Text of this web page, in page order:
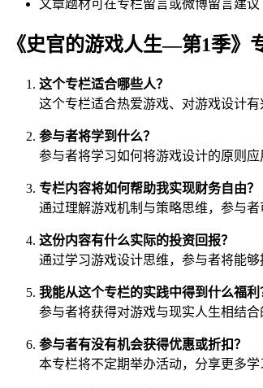
文章题材可在专栏留言或微博留言建议
《史官的游戏人生—第1季》
这个专栏适合哪些人？
这个专栏适合热爱游戏、对游戏设计
参与者将学到什么？
参与者将学习如何将游戏设计的原则
专栏内容将如何帮助我实现财务自由？
通过理解游戏机制与策略思维，参与
这份内容有什么实际的投资回报？
通过学习游戏设计思维，参与者将能
我能从这个专栏的实践中得到什么福利
参与者将获得对游戏与现实人生相结
参与者有没有机会获得优惠或折扣？
本专栏将不定期举办活动，分享更多